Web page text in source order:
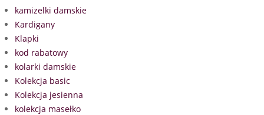
kamizelki damskie
Kardigany
Klapki
kod rabatowy
kolarki damskie
Kolekcja basic
Kolekcja jesienna
kolekcja masełko